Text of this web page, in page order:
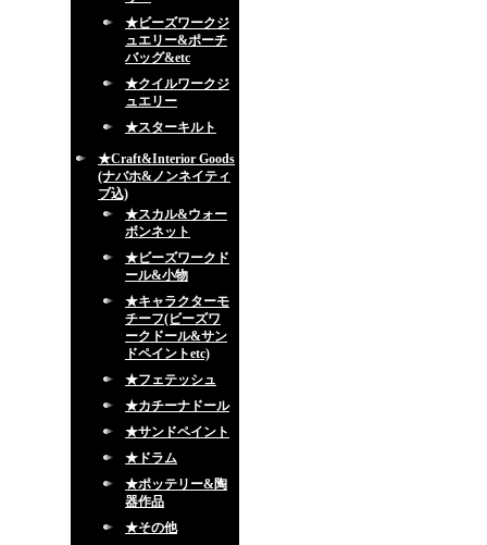
★ビーズワークジ
ュエリー&ポーチ
バッグ&etc
★クイルワークジ
ュエリー
★スターキルト
★Craft&Interior Goods
(ナバホ&ノンネイティ
ブ込)
★スカル&ウォー
ボンネット
★ビーズワークド
ール&小物
★キャラクターモ
チーフ(ビーズワ
ークドール&サン
ドペイントetc)
★フェテッシュ
★カチーナドール
★サンドペイント
★ドラム
★ポッテリー&陶
器作品
★その他